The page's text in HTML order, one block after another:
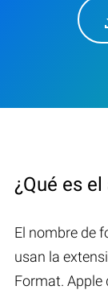
¿Qué es
El nombre de
usan la
Format.